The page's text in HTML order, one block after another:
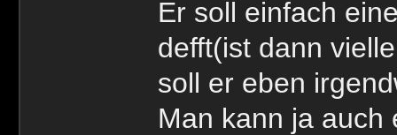
Er soll einfach
defft(ist dann
soll er eben
Man kann ja auch